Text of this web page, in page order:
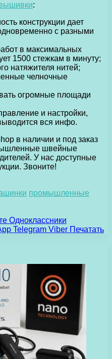
:
конструкции дает
с разными
в максимальных
1500 стежкам в минуту;
натяжителя нитей;
челночные
огромные площади
и настройки,
вся инфо.
в наличии и под заказ
швейные
У нас доступные
Звоните!
промышленные
Одноклассники
Telegram Viber Печатать